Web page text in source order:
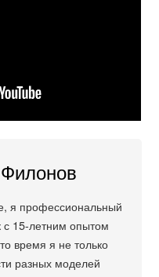
я профессиональный
с 15-летним опытом
время я не только
разных моделей